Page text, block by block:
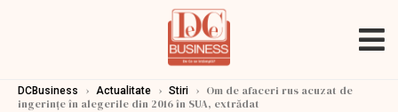
DCBusiness › Actualitate › Stiri › Om de afaceri rus acuzat de
ingerințe în alegerile din 2016 în SUA, extrădat